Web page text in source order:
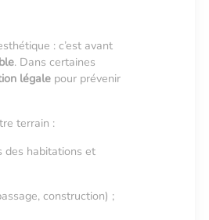
: c’est avant
. Dans certaines
légalepour prévenir
terrain :
des habitations et
construction) ;